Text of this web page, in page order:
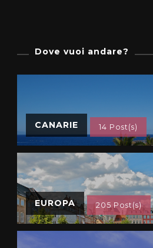
Dove vuoi andare?
CANARIE 14 Post(s)
EUROPA 205 Post(s)